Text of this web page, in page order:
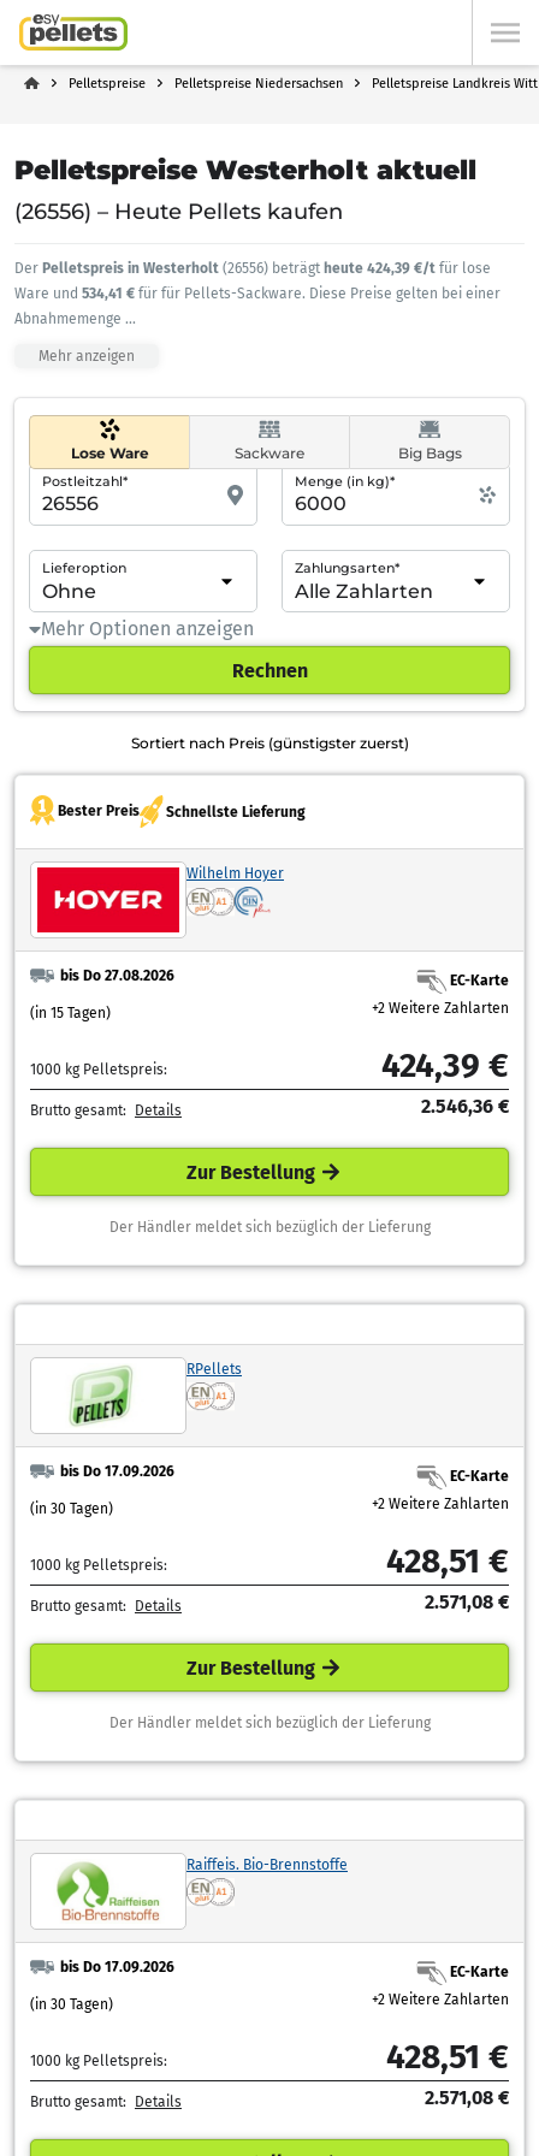
Pelletspreise Pelletspreise Niedersachsen Pelletspreise Landkreis
Pelletspreise Westerholt aktuell
(26556) – Heute Pellets kaufen
Der Pelletspreis in Westerholt (26556) beträgt heute 424,39 €/t für lose
Ware und 534,41 € für für Pellets-Sackware. Diese Preise gelten bei einer
Abnahmemenge ...
Mehr anzeigen
Lose Ware Sackware Big Bags
Postleitzahl* Menge (in kg)*
Lieferoption Zahlungsarten*
Mehr Optionen anzeigen
Rechnen
Sortiert nach Preis (günstigster zuerst)
Bester Preis Schnellste Lieferung
Wilhelm Hoyer
bis Do 27.08.2026
(in 15 Tagen)
EC-Karte
+2 Weitere Zahlarten
1000 kg Pelletspreis: 424,39 €
Brutto gesamt: Details 2.546,36 €
Zur Bestellung
Der Händler meldet sich bezüglich der Lieferung
RPellets
bis Do 17.09.2026
(in 30 Tagen)
EC-Karte
+2 Weitere Zahlarten
1000 kg Pelletspreis: 428,51 €
Brutto gesamt: Details 2.571,08 €
Zur Bestellung
Der Händler meldet sich bezüglich der Lieferung
Raiffeis. Bio-Brennstoffe
bis Do 17.09.2026
(in 30 Tagen)
EC-Karte
+2 Weitere Zahlarten
1000 kg Pelletspreis: 428,51 €
Brutto gesamt: Details 2.571,08 €